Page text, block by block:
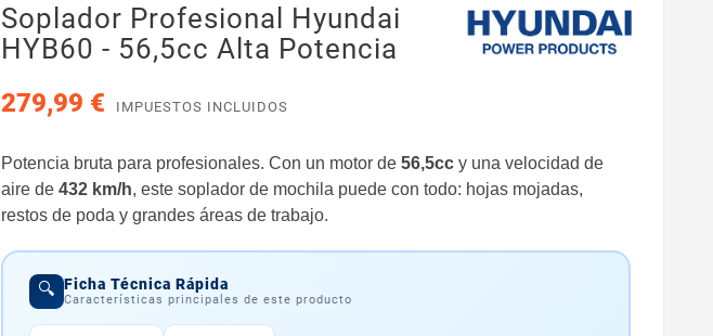
Soplador Profesional Hyundai
HYB60 - 56,5cc Alta Potencia
279,99 € IMPUESTOS INCLUIDOS
Potencia bruta para profesionales. Con un motor de 56,5cc y una velocidad de
aire de 432 km/h, este soplador de mochila puede con todo: hojas mojadas,
restos de poda y grandes áreas de trabajo.
🔍 Ficha Técnica Rápida
Características principales de este producto